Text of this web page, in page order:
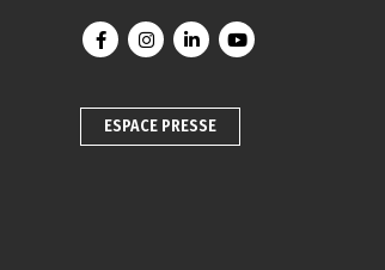
Lien vers le compte Facebook
Lien vers le compte Instagram
Lien vers le compte
Lien vers la
ESPACE PRESSE